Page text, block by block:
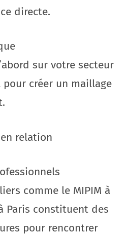
directe.
sur votre secteur
créer un maillage
relation
comme le MIPIM à
Paris constituent des
pour rencontrer